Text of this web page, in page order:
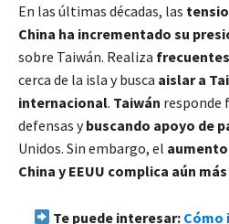
En las últimas décadas, las
China ha incrementado su
sobre Taiwán. Realiza
cerca de la isla y busca aislar a
internacional. Taiwán responde
defensas ybuscando apoyo de
Unidos. Sin embargo, el
China y EEUU complica aún
Te puede interesar: Cómo